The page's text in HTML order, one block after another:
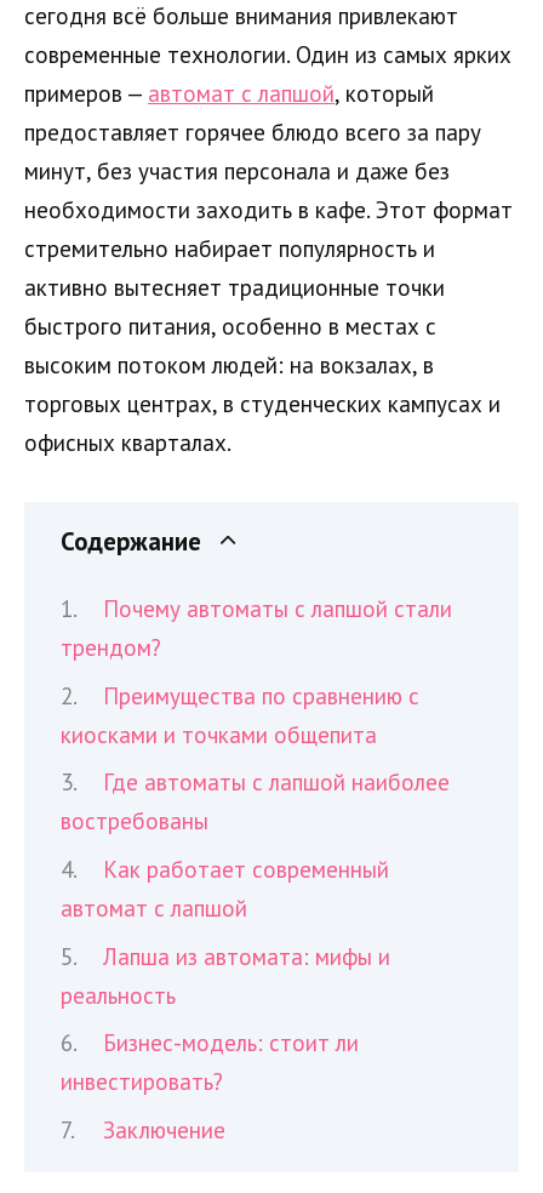
сегодня всё больше внимания привлекают
современные технологии. Один из самых ярких
примеров — автомат с лапшой, который
предоставляет горячее блюдо всего за пару
минут, без участия персонала и даже без
необходимости заходить в кафе. Этот формат
стремительно набирает популярность и
активно вытесняет традиционные точки
быстрого питания, особенно в местах с
высоким потоком людей: на вокзалах, в
торговых центрах, в студенческих кампусах и
офисных кварталах.
Содержание
Почему автоматы с лапшой стали
трендом?
Преимущества по сравнению с
киосками и точками общепита
Где автоматы с лапшой наиболее
востребованы
Как работает современный
автомат с лапшой
Лапша из автомата: мифы и
реальность
Бизнес-модель: стоит ли
инвестировать?
Заключение